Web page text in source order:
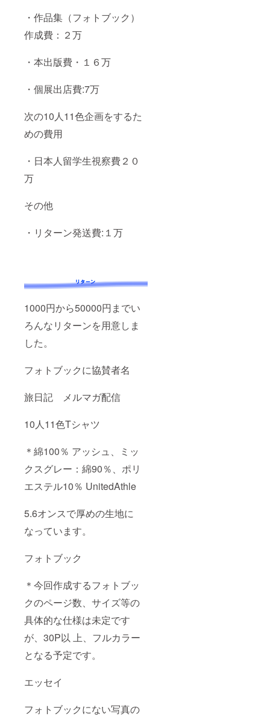
・作品集（フォトブック）
作成費：２万
・本出版費・１６万
・個展出店費:7万
次の10人11色企画をするた
めの費用
・日本人留学生視察費２０
万
その他
・リターン発送費:１万
1000円から50000円までい
ろんなリターンを用意しま
した。
フォトブックに協賛者名
旅日記 メルマガ配信
10人11色Tシャツ
＊綿100％ アッシュ、ミッ
クスグレー：綿90％、ポリ
エステル10％ UnitedAthle
5.6オンスで厚めの生地に
なっています。
フォトブック
＊今回作成するフォトブッ
クのページ数、サイズ等の
具体的な仕様は未定です
が、30P以 上、フルカラー
となる予定です。
エッセイ
フォトブックにない写真の